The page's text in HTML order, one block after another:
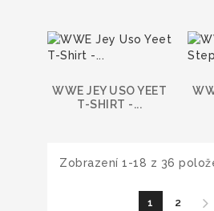
WWE JEY USO YEET
T-SHIRT -...
Zobrazení 1-18 z 36
1 2